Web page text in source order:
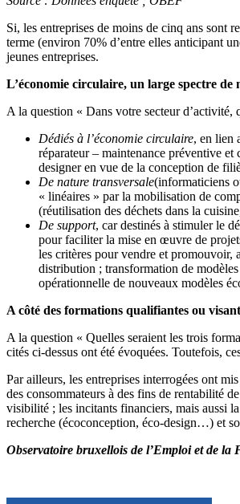
Si, les entreprises de moins de cinq ans sont
terme (environ 70% d’entre elles anticipant
jeunes entreprises.
L’économie circulaire, un large spectre de
A la question « Dans votre secteur d’activité,
Dédiés à l’économie circulaire, en lien
réparateur – maintenance préventive
designer en vue de la conception de
De nature transversale(informaticiens
« linéaires » par la mobilisation de
(réutilisation des déchets dans la
De support, car destinés à stimuler le
pour faciliter la mise en œuvre de
les critères pour vendre et promouvoir,
distribution ; transformation de
opérationnelle de nouveaux modèles
A côté des formations qualifiantes ou
A la question « Quelles seraient les trois
cités ci-dessus ont été évoquées. Toutefois,
Par ailleurs, les entreprises interrogées ont
des consommateurs à des fins de rentabilité
visibilité ; les incitants financiers, mais aussi
recherche (écoconception, éco-design…) et
Observatoire bruxellois de l’Emploi et de la